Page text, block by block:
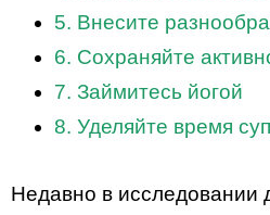
5. Внесите
6. Сохраняйте
7. Займитесь йогой
8. Уделяйте время
Недавно в исследовании